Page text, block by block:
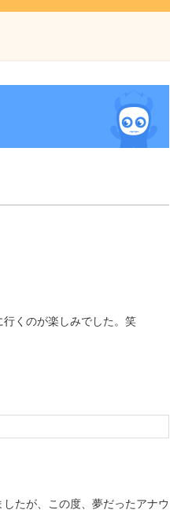
くのが楽しみでした。笑
たが、この度、夢だったアナウ